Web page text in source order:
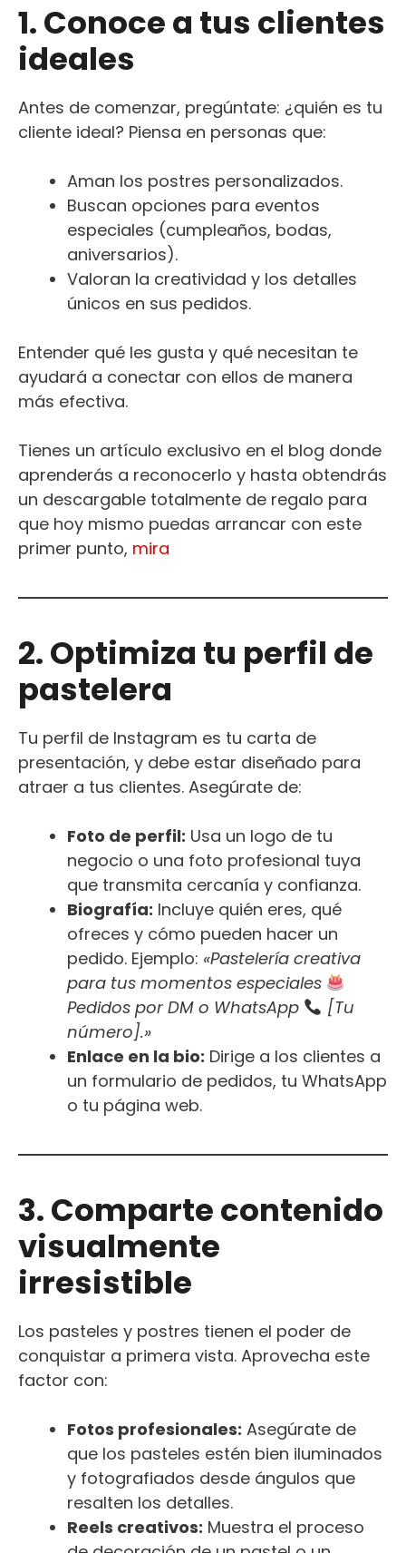
1. Conoce a tus clientes
ideales
Antes de comenzar, pregúntate: ¿quién es tu
cliente ideal? Piensa en personas que:
Aman los postres personalizados.
Buscan opciones para eventos
especiales (cumpleaños, bodas,
aniversarios).
Valoran la creatividad y los detalles
únicos en sus pedidos.
Entender qué les gusta y qué necesitan te
ayudará a conectar con ellos de manera
más efectiva.
Tienes un artículo exclusivo en el blog donde
aprenderás a reconocerlo y hasta obtendrás
un descargable totalmente de regalo para
que hoy mismo puedas arrancar con este
primer punto, mira
2. Optimiza tu perfil de
pastelera
Tu perfil de Instagram es tu carta de
presentación, y debe estar diseñado para
atraer a tus clientes. Asegúrate de:
Foto de perfil: Usa un logo de tu
negocio o una foto profesional tuya
que transmita cercanía y confianza.
Biografía: Incluye quién eres, qué
ofreces y cómo pueden hacer un
pedido. Ejemplo: «Pastelería creativa
para tus momentos especiales
Pedidos por DM o WhatsApp
[Tu
número].»
Enlace en la bio: Dirige a los clientes a
un formulario de pedidos, tu WhatsApp
o tu página web.
3. Comparte contenido
visualmente
irresistible
Los pasteles y postres tienen el poder de
conquistar a primera vista. Aprovecha este
factor con:
Fotos profesionales: Asegúrate de
que los pasteles estén bien iluminados
y fotografiados desde ángulos que
resalten los detalles.
Reels creativos: Muestra el proceso